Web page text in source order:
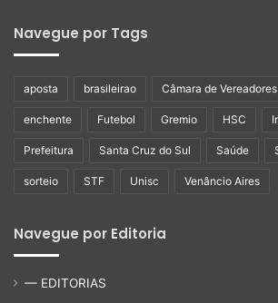
Navegue por Tags
aposta brasileirao Câmara de Vereadores
enchente Futebol Gremio HSC
Prefeitura Santa Cruz do Sul Saúde
sorteio STF Unisc Venâncio Aires
Navegue por Editoria
— EDITORIAS